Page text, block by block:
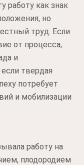
работу как знак
но
труд. Если
от процесса,
и
твердая
потребует
и мобилизации
работу на
плодородием